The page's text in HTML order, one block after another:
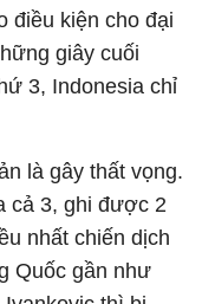
điều kiện cho đại
giây cuối
3, Indonesia chỉ
là gây thất vọng.
cả 3, ghi được 2
nhất chiến dịch
Quốc gần như